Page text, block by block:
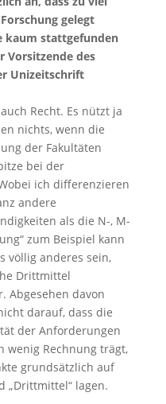
gelegt
kaum stattgefunden
Vorsitzende des
Unizeitschrift
Recht. Es nützt ja
nichts, wenn die
der Fakultäten
bei der
ich differenzieren
andere
als die N-, M-
zum Beispiel kann
völlig anderes sein,
Drittmittel
Abgesehen davon
darauf, dass die
der Anforderungen
wenig Rechnung trägt,
grundsätzlich auf
„Drittmittel“ lagen.